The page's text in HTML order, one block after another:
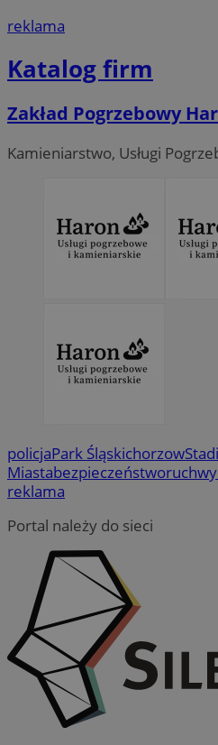
reklama
Katalog firm
Zakład Pogrzebowy
Kamieniarstwo, Usługi
policjaPark Śląskichorzow
Miastabezpieczeństworuch
reklama
Portal należy do sieci